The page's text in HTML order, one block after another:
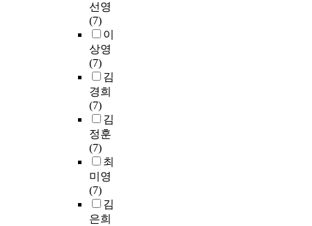
선영
(7)
이
상영
(7)
김
경희
(7)
김
정훈
(7)
최
미영
(7)
김
은희